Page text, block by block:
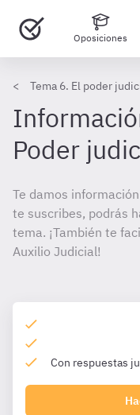
Oposiciones
Tema 6. El poder
Poder
Te damos
te suscribes, podrás
tema. ¡También te
Auxilio Judicial!
Con respuestas